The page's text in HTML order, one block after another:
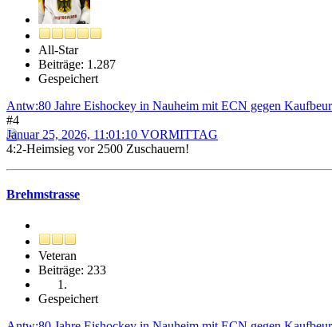
All-Star
Beiträge: 1.287
Gespeichert
Antw:80 Jahre Eishockey in Nauheim mit ECN gegen
#4
Januar 25, 2026, 11:01:10 VORMITTAG
4:2-Heimsieg vor 2500 Zuschauern!
Brehmstrasse
Veteran
Beiträge: 233
Gespeichert